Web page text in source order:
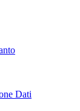
Dati